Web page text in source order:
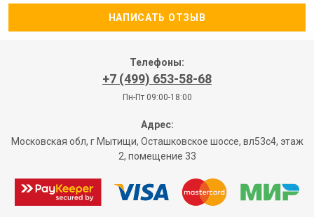
НАПИСАТЬ ОТЗЫВ
Телефоны:
+7 (499) 653-58-68
Пн-Пт 09:00-18:00
Адрес:
Московская обл, г Мытищи, Осташковское шоссе, вл53с4, этаж
2, помещение 33